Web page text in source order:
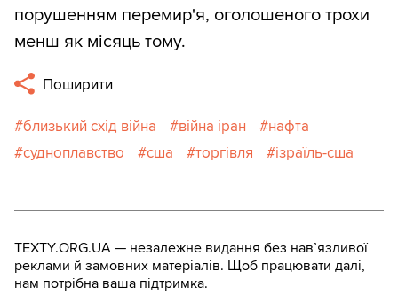
порушенням перемир'я, оголошеного трохи
менш як місяць тому.
Поширити
близький схід війна війна іран
нафта
судноплавство
сша торгівля ізраїль-сша
TEXTY.ORG.UA — незалежне видання без навʼязливої
реклами й замовних матеріалів. Щоб працювати далі,
нам потрібна ваша підтримка.